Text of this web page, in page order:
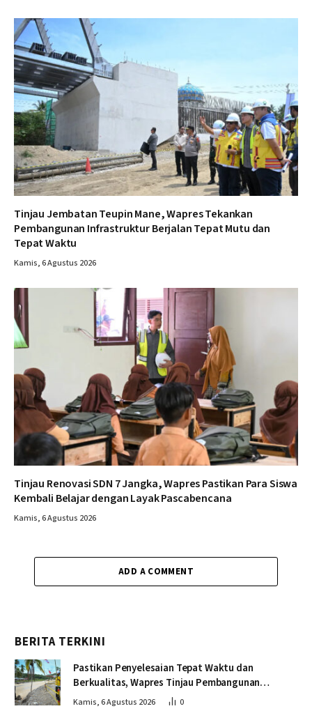
Tinjau Jembatan Teupin Mane, Wapres Tekankan
Pembangunan Infrastruktur Berjalan Tepat Mutu dan
Tepat Waktu
Kamis, 6 Agustus 2026
Tinjau Renovasi SDN 7 Jangka, Wapres Pastikan Para Siswa
Kembali Belajar dengan Layak Pascabencana
Kamis, 6 Agustus 2026
ADD A COMMENT
BERITA TERKINI
Pastikan Penyelesaian Tepat Waktu dan
Berkualitas, Wapres Tinjau Pembangunan
Jembatan Lumut
Kamis, 6 Agustus 2026 0